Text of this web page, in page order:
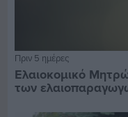
Πριν 5 ημέρες
Ελαιοκομικό
των